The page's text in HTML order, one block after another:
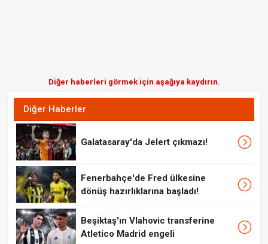
Diğer haberleri görmek için aşağıya kaydırın.
Diğer Haberler
Galatasaray'da Jelert çıkmazı!
Fenerbahçe'de Fred ülkesine
dönüş hazırlıklarına başladı!
Beşiktaş'ın Vlahovic transferine
Atletico Madrid engeli